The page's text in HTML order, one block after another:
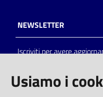
Catalogo
on line
NEWSLETTER
Iscriviti per avere
Usiamo i